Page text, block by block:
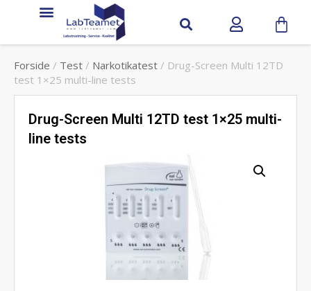
Forside / Test / Narkotikatest / Drug-Screen Multi 12TD
test 1×25 multi-line tests
Drug-Screen Multi 12TD test 1×25 multi-
line tests